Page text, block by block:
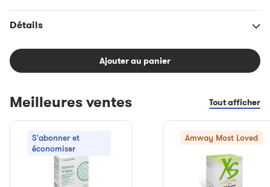
Détails
Ajouter au panier
Meilleures ventes Tout afficher
S'abonner et
économiser
Amway Most Loved